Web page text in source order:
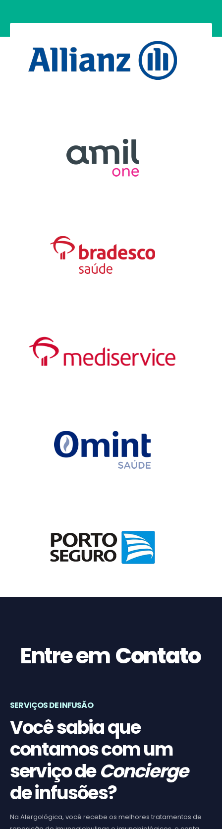
Entre emContato
SERVIÇOS DE INFUSÃO
Você sabia que
contamos com um
serviço deConcierge
de infusões?
Na Alergológica, você recebe os melhores tratamentos de